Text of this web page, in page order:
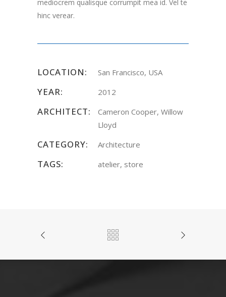
mediocrem qualisque corrumpit mea id. Vel te
hinc verear.
LOCATION: San Francisco, USA
YEAR: 2012
ARCHITECT:
Cameron Cooper, Willow
Lloyd
CATEGORY: Architecture
TAGS: atelier, store